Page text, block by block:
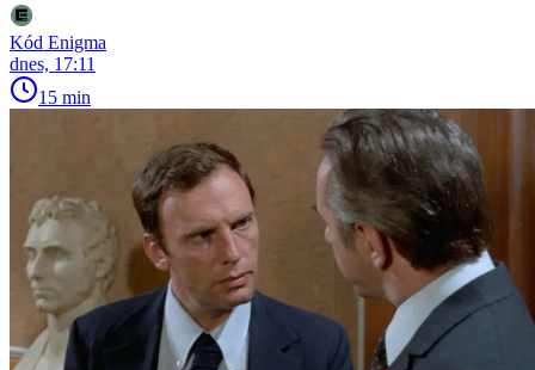
Kód Enigma
dnes, 17:11
15 min